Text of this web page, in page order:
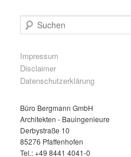
u
h
e
n
Impressum
Disclaimer
Datenschutzerklärung
Büro Bergmann GmbH
Architekten - Bauingenieure
Derbystraße 10
85276 Pfaffenhofen
Tel.: +49 8441 4041-0